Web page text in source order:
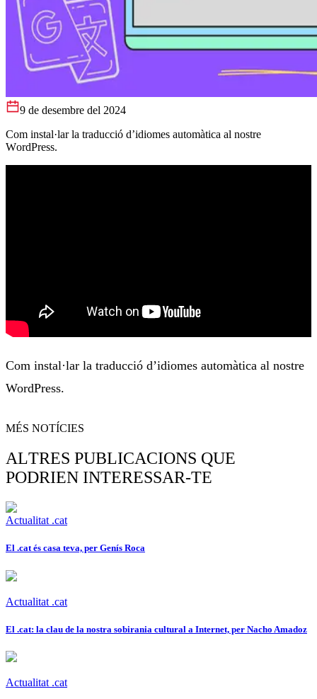
9 de desembre del 2024
Com instal·lar la traducció d’idiomes automàtica al nostre
WordPress.
Com instal·lar la traducció d’idiomes automàtica al nostre
WordPress.
MÉS NOTÍCIES
ALTRES PUBLICACIONS QUE
PODRIEN INTERESSAR-TE
Actualitat .cat
El .cat és casa teva, per Genís Roca
Actualitat .cat
El .cat: la clau de la nostra sobirania cultural a Internet, per Nacho Amadoz
Actualitat .cat